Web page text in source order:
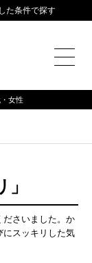
た条件で探す
女性
」
ださいました。か
スッキリした気